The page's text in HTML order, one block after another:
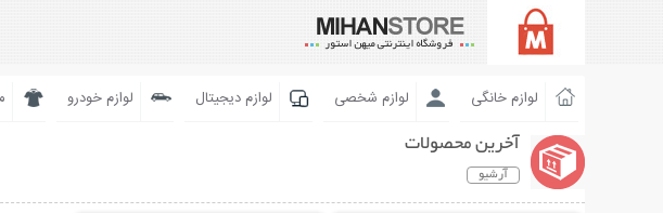
لوازم خانگی لوازم شخصی لوازم دیجیتال لوازم خودرو
آخرین محصولات
آرشیو